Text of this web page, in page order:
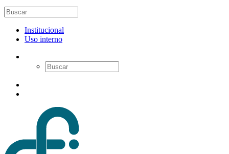
Institucional
Uso interno